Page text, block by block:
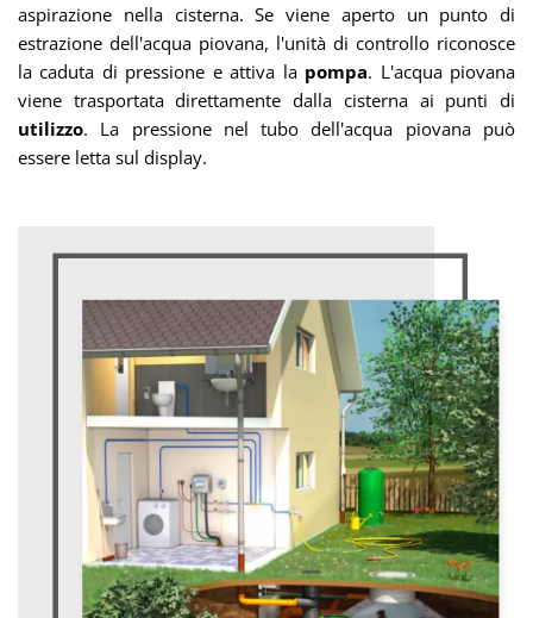
aspirazione nella cisterna. Se viene aperto un punto di
estrazione dell'acqua piovana, l'unità di controllo riconosce
la caduta di pressione e attiva la pompa. L'acqua piovana
viene trasportata direttamente dalla cisterna ai punti di
utilizzo. La pressione nel tubo dell'acqua piovana può
essere letta sul display.